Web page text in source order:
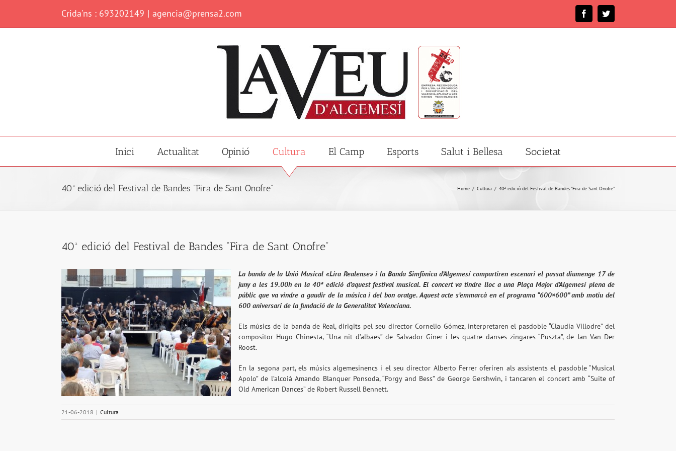
content
Crida'ns : 693202149 | agencia@prensa2.com FacebookTwitter
Inici Actualitat Opinió Cultura El Camp Esports Salut i Bellesa Societat
40ª edició del Festival de Bandes “Fira de Sant Onofre” Home / Cultura / 40ª edició del Festival de Bandes “Fira de Sant Onofre”
40ª edició del Festival de Bandes “Fira de Sant Onofre”
La banda de la Unió Musical «Lira Realense» i la Banda Simfònica d’Algemesí compartiren escenari el passat diumenge 17 de
juny a les 19.00h en la 40ª edició d’aquest festival musical. El concert va tindre lloc a una Plaça Major d’Algemesí plena de
públic que va vindre a gaudir de la música i del bon oratge. Aquest acte s’emmarcà en el programa “600×600” amb motiu del
600 aniversari de la fundació de la Generalitat Valenciana.
Els músics de la banda de Real, dirigits pel seu director Cornelio Gómez, interpretaren el pasdoble “Claudia Villodre” del
compositor Hugo Chinesta, “Una nit d’albaes” de Salvador Giner i les quatre danses zingares “Puszta”, de Jan Van Der
Roost.
En la segona part, els músics algemesinencs i el seu director Alberto Ferrer oferiren als assistents el pasdoble “Musical
Apolo” de l’alcoià Amando Blanquer Ponsoda, “Porgy and Bess” de George Gershwin, i tancaren el concert amb “Suite of
Old American Dances” de Robert Russell Bennett.
21-06-2018 | Cultura